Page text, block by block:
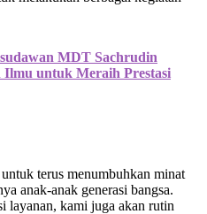
MDT Sachrudin
Ilmu untuk Meraih Prestasi
terus menumbuhkan minat
anak-anak generasi bangsa.
layanan, kami juga akan rutin